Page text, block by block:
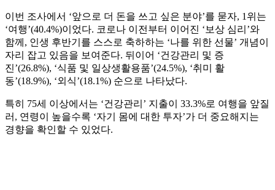
이번 조사에서 ‘앞으로 더 돈을 쓰고 싶은 분야’를 묻자, 1위는
‘여행’(40.4%)이었다. 코로나 이전부터 이어진 ‘보상 심리’와
함께, 인생 후반기를 스스로 축하하는 ‘나를 위한 선물’ 개념이
자리 잡고 있음을 보여준다. 뒤이어 ‘건강관리 및 증
진’(26.8%), ‘식품 및 일상생활용품’(24.5%), ‘취미 활
동’(18.9%), ‘외식’(18.1%) 순으로 나타났다.
특히 75세 이상에서는 ‘건강관리’ 지출이 33.3%로 여행을 앞질
러, 연령이 높을수록 ‘자기 몸에 대한 투자’가 더 중요해지는
경향을 확인할 수 있었다.